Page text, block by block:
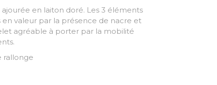
en laiton doré. Les 3 éléments
valeur par la présence de nacre et
agréable à porter par la mobilité
3 cm de rallonge